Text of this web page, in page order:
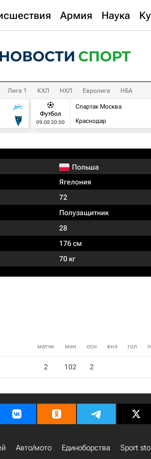
Армия Наука
Лига 1 КХЛ НХЛ Евролига НБА
Футбол
09.08 20:00
Спартак Москва
Краснодар
Польша
Ягелония
72
Полузащитник
28
176 см
70 кг
матчи мин осн внз гол
2 102 2
Авто/мото Единоборства Sport